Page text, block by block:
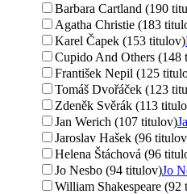
Barbara Cartland (190
Agatha Christie (183
Karel Čapek (153 titulov)
Cupido And Others (148
František Nepil (125
Tomáš Dvořáček (123
Zdeněk Svěrák (113
Jan Werich (107 titulov)
Jaroslav Hašek (96
Helena Štáchová (96
Jo Nesbo (94 titulov)Jo
William Shakespeare (92